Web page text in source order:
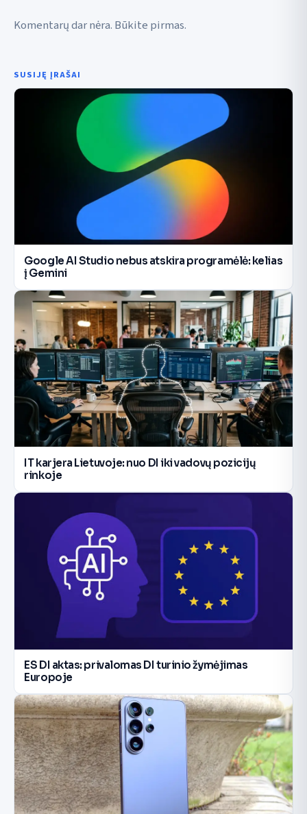
Komentarų dar nėra. Būkite pirmas.
SUSIJĘ ĮRAŠAI
Google AI Studio nebus atskira programėlė: kelias
į Gemini
IT karjera Lietuvoje: nuo DI iki vadovų pozicijų
rinkoje
ES DI aktas: privalomas DI turinio žymėjimas
Europoje